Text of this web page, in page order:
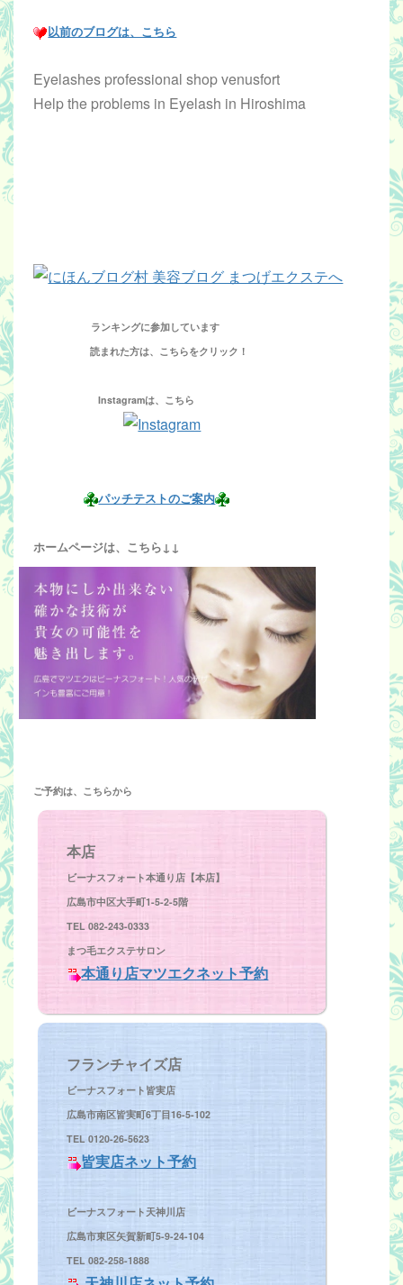
以前のブログは、こちら
Eyelashes professional shop venusfort
Help the problems in Eyelash in Hiroshima
ランキングに参加しています
読まれた方は、こちらをクリック！
Instagramは、こちら
パッチテストのご案内
ホームページは、こちら↓↓
ご予約は、こちらから
本店
ビーナスフォート本通り店【本店】
広島市中区大手町1-5-2-5階
TEL 082-243-0333
まつ毛エクステサロン
本通り店マツエクネット予約
フランチャイズ店
ビーナスフォート皆実店
広島市南区皆実町6丁目16-5-102
TEL 0120-26-5623
皆実店ネット予約
ビーナスフォート天神川店
広島市東区矢賀新町5-9-24-104
TEL 082-258-1888